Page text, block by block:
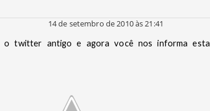
14 de setembro de 2010 às 21:41
o twitter antigo e agora você nos informa esta